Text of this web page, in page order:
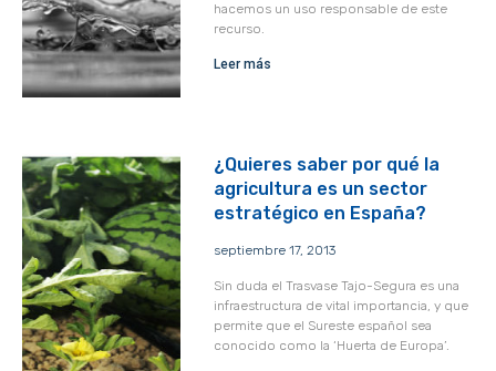
hacemos un uso responsable de este
recurso.
Leer más
¿Quieres saber por qué la
agricultura es un sector
estratégico en España?
septiembre 17, 2013
Sin duda el Trasvase Tajo-Segura es una
infraestructura de vital importancia, y que
permite que el Sureste español sea
conocido como la ‘Huerta de Europa’.